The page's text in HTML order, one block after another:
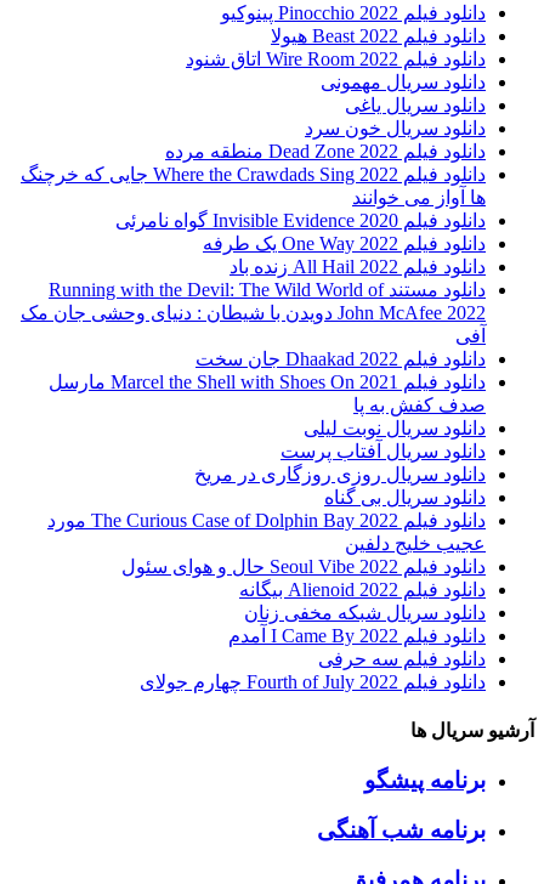
دانلود فیلم Pinocchio 2022 پینوکیو
دانلود فیلم Beast 2022 هیولا
دانلود فیلم Wire Room 2022 اتاق شنود
دانلود سریال مهمونی
دانلود سریال یاغی
دانلود سریال خون سرد
دانلود فیلم 2022 Dead Zone منطقه مرده
دانلود فیلم Where the Crawdads Sing 2022 جایی که خرچنگ
ها آواز می خوانند
دانلود فیلم 2020 Invisible Evidence گواه نامرئی
دانلود فیلم One Way 2022 یک طرفه
دانلود فیلم All Hail 2022 زنده باد
دانلود مستند Running with the Devil: The Wild World of
John McAfee 2022 دویدن با شیطان : دنیای وحشی جان مک
آفی
دانلود فیلم Dhaakad 2022 جان سخت
دانلود فیلم Marcel the Shell with Shoes On 2021 مارسل
صدف کفش به پا
دانلود سریال نوبت لیلی
دانلود سریال آفتاب پرست
دانلود سریال روزی روزگاری در مریخ
دانلود سریال بی گناه
دانلود فیلم The Curious Case of Dolphin Bay 2022 مورد
عجیب خلیج دلفین
دانلود فیلم Seoul Vibe 2022 حال و هوای سئول
دانلود فیلم Alienoid 2022 بیگانه
دانلود سریال شبکه مخفی زنان
دانلود فیلم I Came By 2022 آمدم
دانلود فیلم سه حرفی
دانلود فیلم Fourth of July 2022 چهارم جولای
آرشیو سریال ها
برنامه پیشگو
برنامه شب آهنگی